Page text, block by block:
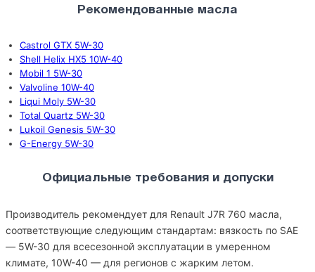
Рекомендованные масла
Castrol GTX 5W-30
Shell Helix HX5 10W-40
Mobil 1 5W-30
Valvoline 10W-40
Liqui Moly 5W-30
Total Quartz 5W-30
Lukoil Genesis 5W-30
G-Energy 5W-30
Официальные требования и допуски
Производитель рекомендует для Renault J7R 760 масла,
соответствующие следующим стандартам: вязкость по SAE
— 5W-30 для всесезонной эксплуатации в умеренном
климате, 10W-40 — для регионов с жарким летом.